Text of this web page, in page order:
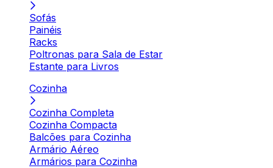
Sofás
Painéis
Racks
Poltronas para Sala de Estar
Estante para Livros
Cozinha
Cozinha Completa
Cozinha Compacta
Balcões para Cozinha
Armário Aéreo
Armários para Cozinha